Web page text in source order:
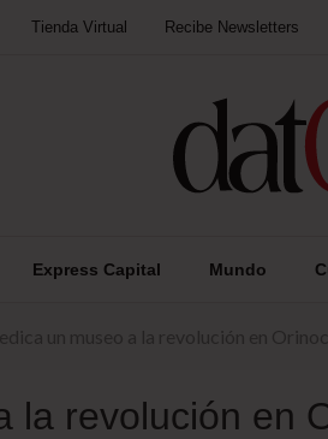
Tienda Virtual Recibe Newsletters
Express Capital Mundo
la revolución en